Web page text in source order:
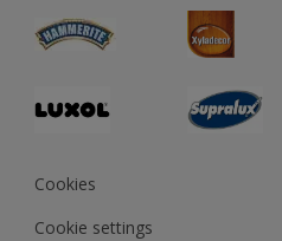
duluxpredajnafarieb.sk
Cookies
Cookie settings